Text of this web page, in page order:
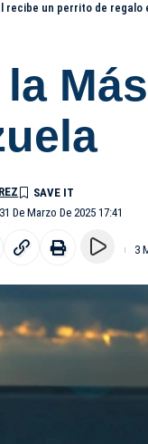
recibe un perrito de regalo
De Marzo De 2025 17:41
3